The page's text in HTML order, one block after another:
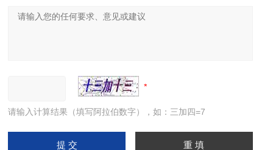
请输入计算结果（填写阿拉伯数字），如：三加四=7